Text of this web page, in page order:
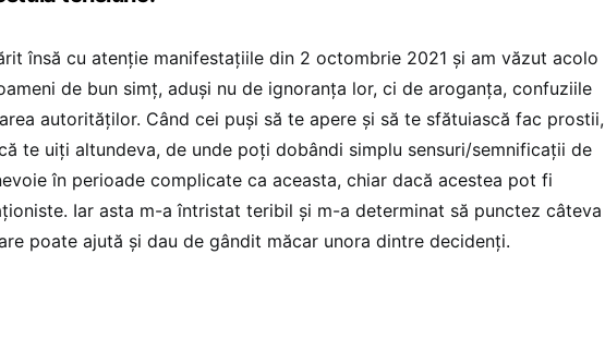
însă cu atenție manifestațiile din 2 octombrie 2021 și am văzut acolo
de bun simț, aduși nu de ignoranța lor, ci de aroganța, confuziile
autorităților. Când cei puși să te apere și să te sfătuiască fac prostii,
te uiți altundeva, de unde poți dobândi simplu sensuri/semnificații de
în perioade complicate ca aceasta, chiar dacă acestea pot fi
Iar asta m-a întristat teribil și m-a determinat să punctez câteva
poate ajută și dau de gândit măcar unora dintre decidenți.